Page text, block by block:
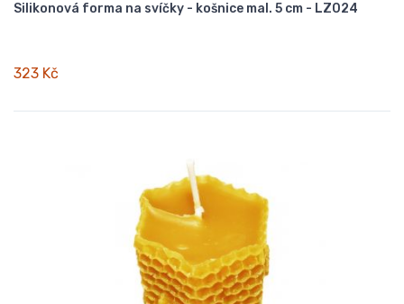
Silikonová forma na svíčky - košnice mal. 5 cm - LZ024
323 Kč